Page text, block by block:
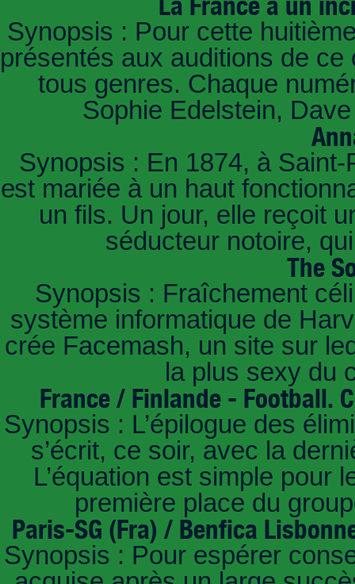
Synopsis : Pour cette
présentés aux auditions de
tous genres. Chaque
Sophie Edelstein,
Synopsis : En 1874, à
est mariée à un haut
un fils. Un jour, elle reçoit
séducteur notoire,
The
Synopsis : Fraîchement
système informatique de
crée Facemash, un site sur
la plus sexy du
France / Finlande - Football.
Synopsis : L’épilogue des
s’écrit, ce soir, avec la
L’équation est simple pour
première place du
Paris-SG (Fra) / Benfica
Synopsis : Pour espérer